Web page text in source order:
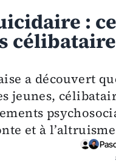
:
a découvert
jeunes,
et à